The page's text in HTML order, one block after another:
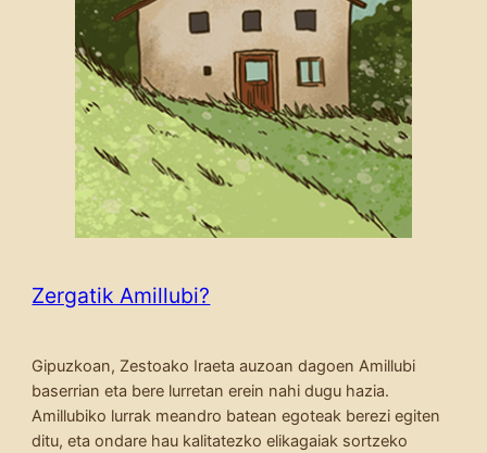
Zergatik Amillubi?
Gipuzkoan, Zestoako Iraeta auzoan dagoen Amillubi
baserrian eta bere lurretan erein nahi dugu hazia.
Amillubiko lurrak meandro batean egoteak berezi egiten
ditu, eta ondare hau kalitatezko elikagaiak sortzeko